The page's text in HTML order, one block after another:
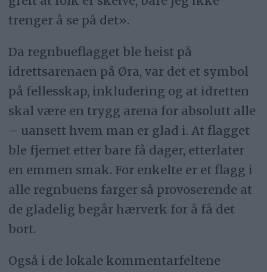
trenger å se på det».
Da regnbueflagget ble heist på
idrettsarenaen på Øra, var det et symbol
på fellesskap, inkludering og at idretten
skal være en trygg arena for absolutt alle
– uansett hvem man er glad i. At flagget
ble fjernet etter bare få dager, etterlater
en emmen smak. For enkelte er et flagg i
alle regnbuens farger så provoserende at
de gladelig begår hærverk for å få det
bort.
Også i de lokale kommentarfeltene